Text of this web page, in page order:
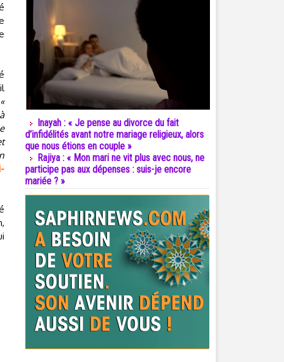
«
Inayah : « Je pense au divorce du fait
d’infidélités avant notre mariage religieux, alors
que nous étions en couple »
Rajiya : « Mon mari ne vit plus avec nous, ne
participe pas aux dépenses : suis-je encore
mariée ? »